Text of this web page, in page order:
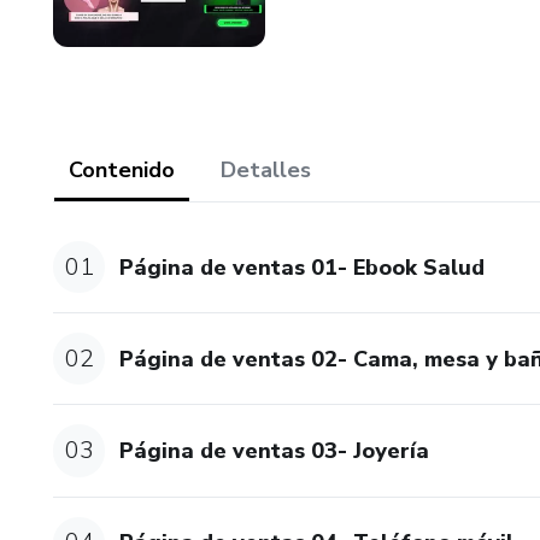
Contenido Detalles
01 Página de ventas 01- Ebook Salud
02 Página de ventas 02- Cama, mesa y
03 Página de ventas 03- Joyería